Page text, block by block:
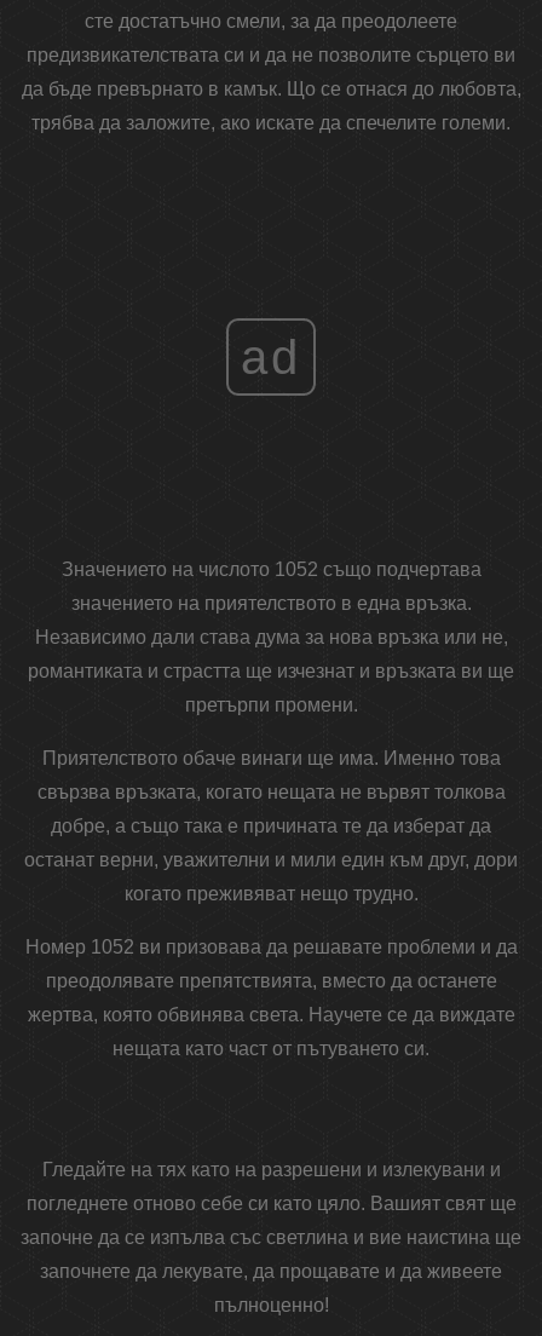
сте достатъчно смели, за да преодолеете
предизвикателствата си и да не позволите сърцето ви
да бъде превърнато в камък. Що се отнася до любовта,
трябва да заложите, ако искате да спечелите големи.
ad
Значението на числото 1052 също подчертава
значението на приятелството в една връзка.
Независимо дали става дума за нова връзка или не,
романтиката и страстта ще изчезнат и връзката ви ще
претърпи промени.
Приятелството обаче винаги ще има. Именно това
свързва връзката, когато нещата не вървят толкова
добре, а също така е причината те да изберат да
останат верни, уважителни и мили един към друг, дори
когато преживяват нещо трудно.
Номер 1052 ви призовава да решавате проблеми и да
преодолявате препятствията, вместо да останете
жертва, която обвинява света. Научете се да виждате
нещата като част от пътуването си.
Гледайте на тях като на разрешени и излекувани и
погледнете отново себе си като цяло. Вашият свят ще
започне да се изпълва със светлина и вие наистина ще
започнете да лекувате, да прощавате и да живеете
пълноценно!